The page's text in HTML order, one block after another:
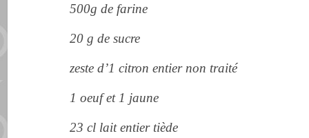
500g de farine
20 g de sucre
zeste d’1 citron entier non traité
1 oeuf et 1 jaune
23 cl lait entier tiède